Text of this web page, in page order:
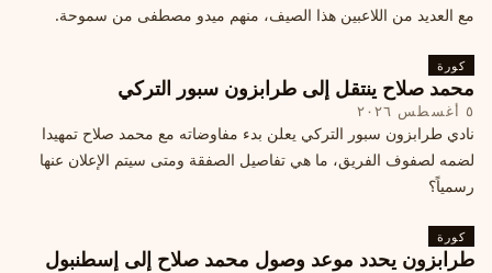
مع العديد من اللاعبين هذا الصيف، منهم ميدو مصطفى من سموحة.
كورة
محمد صلاح ينتقل إلى طرابزون سبور التركي
٥ أغسطس ٢٠٢٦
نادي طرابزون سبور التركي يعلن بدء مفاوضاته مع محمد صلاح تمهيدا
لضمه لصفوف الفريق، ما هي تفاصيل الصفقة ومتى سيتم الإعلان عنها
رسمياً؟
كورة
طرابزون يحدد موعد وصول محمد صلاح إلى إسطنبول